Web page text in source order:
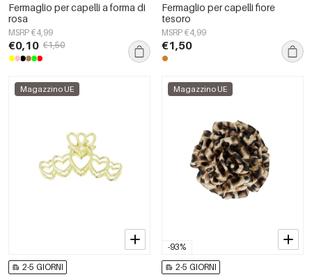
Fermaglio per capelli a forma di
rosa
MSRP €4,99
€0,10 €1,50
Fermaglio per capelli fiore
tesoro
MSRP €4,99
€1,50
Magazzino UE
2-5 GIORNI
-93%
Magazzino UE
2-5 GIORNI